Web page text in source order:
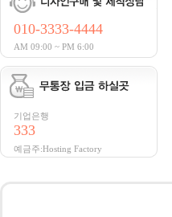
010-3333-4444
AM 09:00 ~ PM 6:00
기업은행
333
예금주:Hosting Factory